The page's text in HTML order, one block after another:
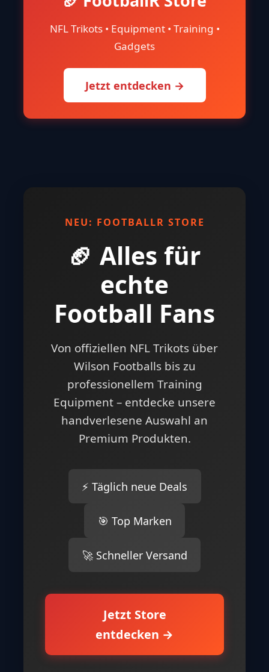
NFL Trikots • Equipment • Training •
Gadgets
Jetzt entdecken →
NEU: FOOTBALLR STORE
🏈 Alles für
echte
Football Fans
Von offiziellen NFL Trikots über
Wilson Footballs bis zu
professionellem Training
Equipment – entdecke unsere
handverlesene Auswahl an
Premium Produkten.
⚡ Täglich neue Deals
🎯 Top Marken
🚀 Schneller Versand
Jetzt Store
entdecken →